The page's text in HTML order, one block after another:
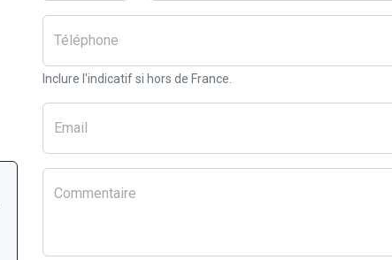
Téléphone
Inclure l'indicatif si hors de France.
Email
Commentaire